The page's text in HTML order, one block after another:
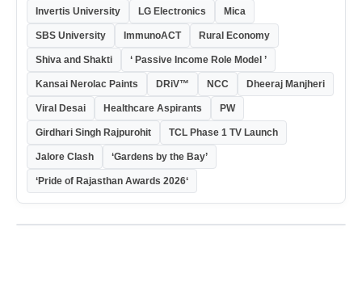
Invertis University LG Electronics Mica
SBS University ImmunoACT Rural Economy
Shiva and Shakti ‘ Passive Income Role Model ’
Kansai Nerolac Paints DRiV™ NCC Dheeraj Manjheri
Viral Desai Healthcare Aspirants PW
Girdhari Singh Rajpurohit TCL Phase 1 TV Launch
Jalore Clash ‘Gardens by the Bay’
‘Pride of Rajasthan Awards 2026‘